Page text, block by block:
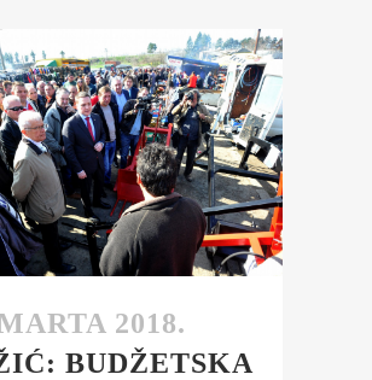
2018.
BUDŽETSKA